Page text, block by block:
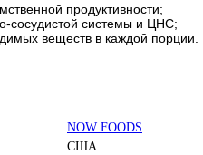
продуктивности;
сосудистой системы и ЦНС;
веществ в каждой порции.
NOW FOODS
США